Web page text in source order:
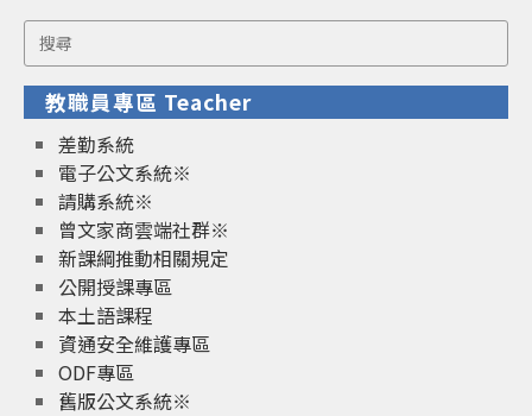
Search
for:
教職員專區 Teacher
差勤系統
電子公文系統※
請購系統※
曾文家商雲端社群※
新課綱推動相關規定
公開授課專區
本土語課程
資通安全維護專區
ODF專區
舊版公文系統※